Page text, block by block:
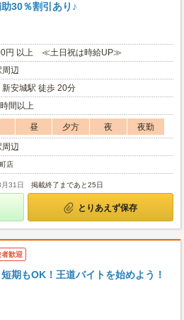
30％割引あり♪
円 以上 ≪土日祝は時給UP≫
辺
安城駅 徒歩 20分
間以上
昼 夕方 夜
夜勤
辺
店
31日 掲載終了まであと25日
とりあえず保存
歓迎
短期もOK！王道バイトを始めよう！